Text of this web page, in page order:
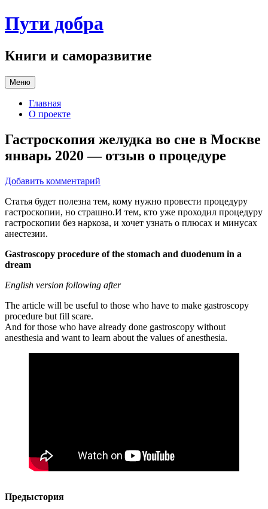
Перейти
к
Пути добра
Книги и саморазвитие
Меню
Главная
О проекте
Гастроскопия желудка во сне в Москве
январь 2020 — отзыв о процедуре
Добавить комментарий
Статья будет полезна тем, кому нужно провести процедуру
гастроскопии, но страшно.И тем, кто уже проходил процедуру
гастроскопии без наркоза, и хочет узнать о плюсах и минусах
анестезии.
Gastroscopy procedure of the stomach and duodenum in a
dream
English version following after
The article will be useful to those who have to make gastroscopy
procedure but fill scare.
And for those who have already done gastroscopy without
anesthesia and want to learn about the values of anesthesia.
Предыстория